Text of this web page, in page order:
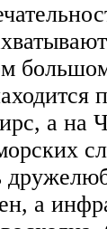
а на
а